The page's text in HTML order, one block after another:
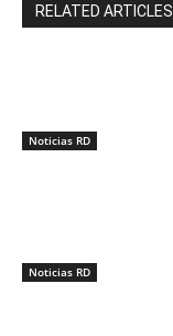
RELATED ARTICLES
Noticias RD
Noticias RD